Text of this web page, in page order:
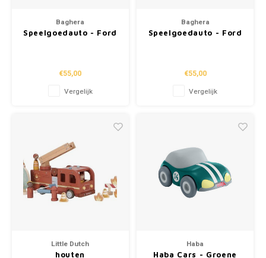
Baghera
Speelgoedauto - Ford
€55,00
Vergelijk
Baghera
Speelgoedauto - Ford
€55,00
Vergelijk
Little Dutch
houten
Haba
Haba Cars - Groene